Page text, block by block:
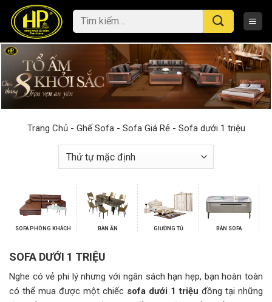
content
Tìm
kiếm:
Trang Chủ- Ghế Sofa- Sofa Giá Rẻ- Sofa dưới 1 triệu
SOFA PHÒNG KHÁCH BÀN ĂN GIƯỜNG TỦ BÀN SOFA
SOFA DƯỚI 1 TRIỆU
Nghe có vẻ phi lý nhưng với ngân sách hạn hẹp, bạn hoàn toàn
có thể mua được một chiếc sofa dưới 1 triệu đồng tại những